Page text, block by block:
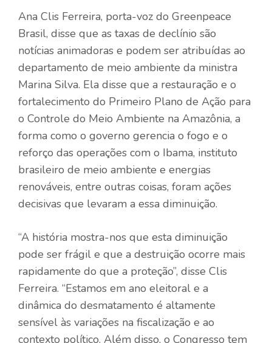
Ana Clis Ferreira, porta-voz do Greenpeace
Brasil, disse que as taxas de declínio são
notícias animadoras e podem ser atribuídas ao
departamento de meio ambiente da ministra
Marina Silva. Ela disse que a restauração e o
fortalecimento do Primeiro Plano de Ação para
o Controle do Meio Ambiente na Amazônia, a
forma como o governo gerencia o fogo e o
reforço das operações com o Ibama, instituto
brasileiro de meio ambiente e energias
renováveis, entre outras coisas, foram ações
decisivas que levaram a essa diminuição.
“A história mostra-nos que esta diminuição
pode ser frágil e que a destruição ocorre mais
rapidamente do que a proteção”, disse Clis
Ferreira. “Estamos em ano eleitoral e a
dinâmica do desmatamento é altamente
sensível às variações na fiscalização e ao
contexto político. Além disso, o Congresso tem